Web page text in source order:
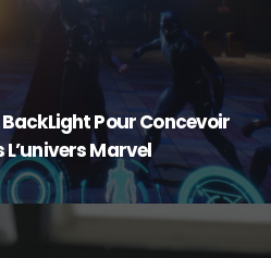
Pour Concevoir
L’univers Marvel